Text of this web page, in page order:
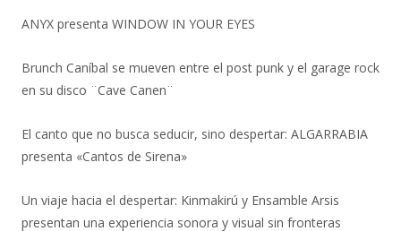
ANYX presenta WINDOW IN YOUR EYES
Brunch Caníbal se mueven entre el post punk y el garage rock
en su disco ¨Cave Canen¨
El canto que no busca seducir, sino despertar: ALGARRABIA
presenta «Cantos de Sirena»
Un viaje hacia el despertar: Kinmakirú y Ensamble Arsis
presentan una experiencia sonora y visual sin fronteras